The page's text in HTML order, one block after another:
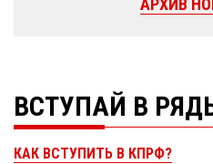
АРХИВ
ВСТУПАЙ В
КАК ВСТУПИТЬ В КПРФ?